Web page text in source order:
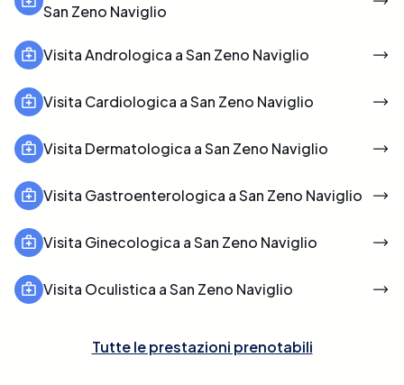
San Zeno Naviglio
Visita Andrologica a San Zeno Naviglio
Visita Cardiologica a San Zeno Naviglio
Visita Dermatologica a San Zeno Naviglio
Visita Gastroenterologica a San Zeno Naviglio
Visita Ginecologica a San Zeno Naviglio
Visita Oculistica a San Zeno Naviglio
Tutte le prestazioni prenotabili